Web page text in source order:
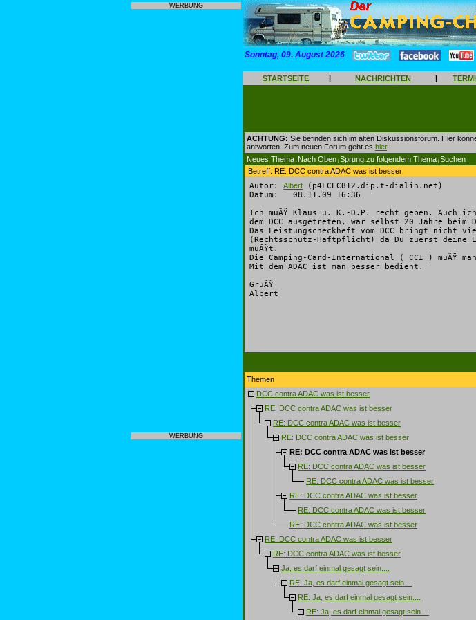
WERBUNG
WERBUNG
Sonntag, 09. August 2026
STARTSEITE | NACHRICHTEN |
ACHTUNG: Sie befinden sich im alten Diskussionsforum. Hier
antworten. Zum neuen Forum geht es hier.
Neues Thema | Nach Oben | Sprung zu folgendem Thema | Suchen
Betreff: RE: DCC contra ADAC was ist besser
Autor: Albert (p4FCEC812.dip.t-dialin.net)
Datum: 08.11.09 16:36
Ich muÃŸ Klaus u. K.-D.P. recht geben. Auch
dem DCC ausgetreten, war selbst 20 Jahre beim
Das Leistungscheckheft vom DCC bringt nicht
(Rechtsschutz-Haftpflicht) da Du zuerst deine
muÃŸt.
Die Camping-Card-International ( CCI ) muÃŸ
Mit dem ADAC ist man besser bedient.
GruÃŸ
Albert
Themen
DCC contra ADAC was ist besser
RE: DCC contra ADAC was ist besser
RE: DCC contra ADAC was ist besser
RE: DCC contra ADAC was ist besser
RE: DCC contra ADAC was ist besser
RE: DCC contra ADAC was ist besser
RE: DCC contra ADAC was ist besser
RE: DCC contra ADAC was ist besser
RE: DCC contra ADAC was ist besser
RE: DCC contra ADAC was ist besser
RE: DCC contra ADAC was ist besser
RE: DCC contra ADAC was ist besser
Ja, es darf einmal gesagt sein....
RE: Ja, es darf einmal gesagt sein....
RE: Ja, es darf einmal gesagt sein....
RE: Ja, es darf einmal gesagt sein....